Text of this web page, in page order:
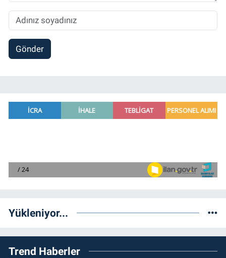
Gönder
Yükleniyor...
Trend Haberler